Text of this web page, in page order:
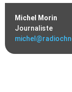
Michel Morin
Journaliste